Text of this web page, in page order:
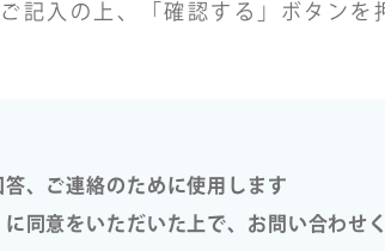
記入の上、「確認する」ボタンを
、ご連絡のために使用します
同意をいただいた上で、お問い合わせ